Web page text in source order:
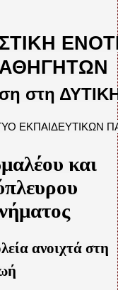
στη
ΕΚΠΑΙΔΕΥΤΙΚΩΝ
και
ανοιχτά στη